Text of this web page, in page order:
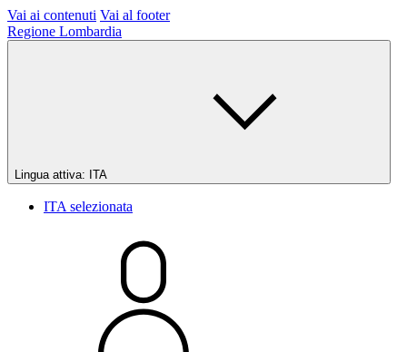
Vai ai contenuti Vai al footer
Regione Lombardia
Lingua attiva: ITA
ITA selezionata